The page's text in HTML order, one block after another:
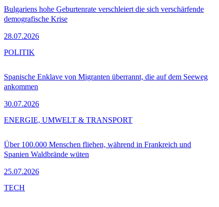
Bulgariens hohe Geburtenrate verschleiert die sich verschärfende
demografische Krise
28.07.2026
Spanische Enklave von Migranten überrannt, die auf dem Seeweg
ankommen
30.07.2026
POLITIK
Über 100.000 Menschen fliehen, während in Frankreich und
Spanien Waldbrände wüten
25.07.2026
ENERGIE, UMWELT & TRANSPORT
TECH